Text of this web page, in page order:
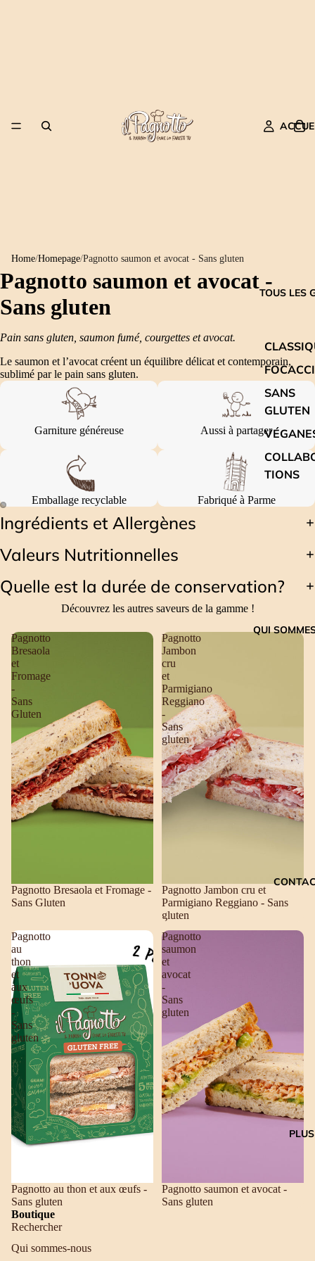
TOUS LES
SANS
GLUTEN
TIONS
QUI
PLUS
Home/Homepage/Pagnotto saumon et avocat - Sans gluten
Pagnotto saumon et avocat -
Sans gluten
Pain sans gluten, saumon fumé, courgettes et avocat.
Le saumon et l’avocat créent un équilibre délicat et contemporain,
sublimé par le pain sans gluten.
Garniture généreuse Aussi à partager
Emballage recyclable Fabriqué à Parme
Ingrédients et Allergènes
Valeurs Nutritionnelles
Quelle est la durée de conservation?
Découvrez les autres saveurs de la gamme !
Pagnotto
Bresaola
et
Fromage
-
Sans
Gluten
Pagnotto Bresaola et Fromage -
Sans Gluten
Pagnotto
Jambon
cru
et
Parmigiano
Reggiano
-
Sans
gluten
Pagnotto Jambon cru et
Parmigiano Reggiano - Sans
gluten
Pagnotto
au
thon
et
aux
œufs
-
Sans
gluten
Pagnotto au thon et aux œufs -
Sans gluten
Pagnotto
saumon
et
avocat
-
Sans
gluten
Pagnotto saumon et avocat -
Sans gluten
Boutique
Rechercher
Qui sommes-nous